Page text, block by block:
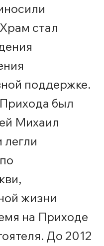
стал
поддержке.
был
Михаил
легли
жизни
на Приходе
До 2012